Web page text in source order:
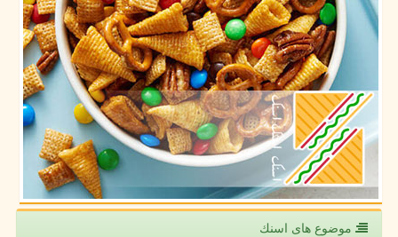
موضوع های اسنك